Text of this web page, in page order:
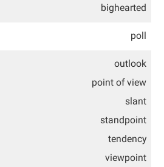
bighearted
poll
outlook
point of view
slant
standpoint
tendency
viewpoint